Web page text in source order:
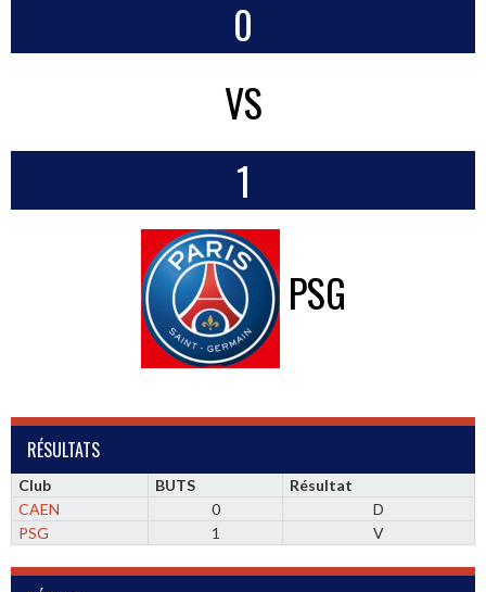
0
VS
1
PSG
RÉSULTATS
Club BUTS
Résultat
CAEN
0
D
PSG
1 V